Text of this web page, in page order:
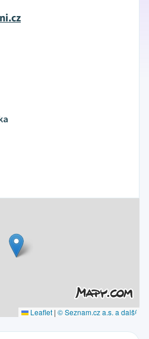
Leaflet | © Seznam.cz a.s. a další